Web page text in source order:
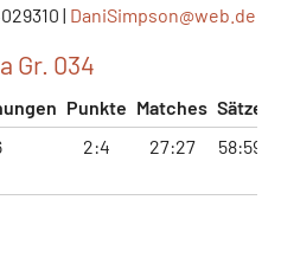
| DaniSimpson@web.de
Gr. 034
Punkte Matches Sätze
2:4 27:27 58:59